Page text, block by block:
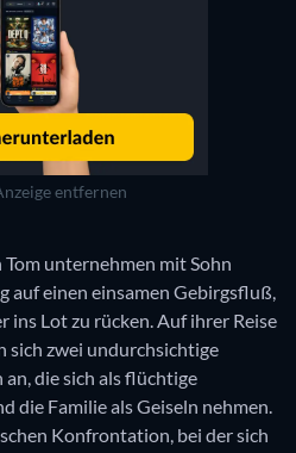
entfernen
unternehmen mit Sohn
auf einen einsamen Gebirgsfluß,
ins Lot zu rücken. Auf ihrer Reise
sich zwei undurchsichtige
die sich als flüchtige
die Familie als Geiseln nehmen.
Konfrontation, bei der sich